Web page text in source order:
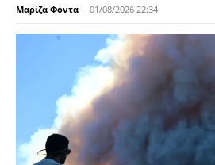
Μαρίζα Φόντα - 01/08/2026 22:34